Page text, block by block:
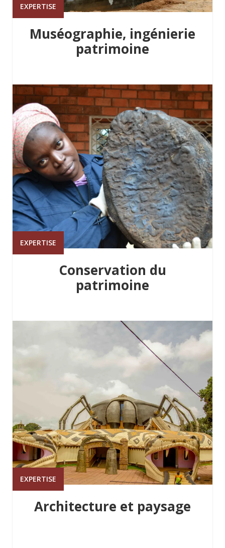
EXPERTISE
Muséographie, ingénierie
patrimoine
EXPERTISE
Conservation du
patrimoine
EXPERTISE
Architecture et paysage